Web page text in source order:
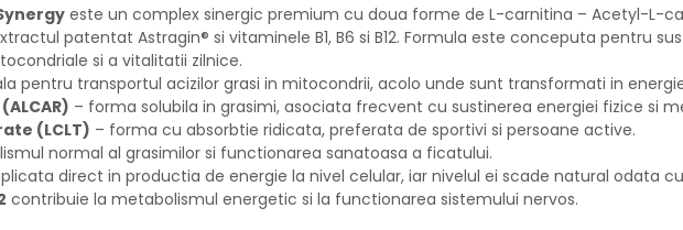
este un complex sinergic premium cu doua forme de L-carnitina – Acetyl-L-
patentat Astragin® si vitaminele B1, B6 si B12. Formula este conceputa pentru
si a vitalitatii zilnice.
pentru transportul acizilor grasi in mitocondrii, acolo unde sunt transformati in
– forma solubila in grasimi, asociata frecvent cu sustinerea energiei fizice si
(LCLT) – forma cu absorbtie ridicata, preferata de sportivi si persoane active.
normal al grasimilor si functionarea sanatoasa a ficatului.
direct in productia de energie la nivel celular, iar nivelul ei scade natural odata
contribuie la metabolismul energetic si la functionarea sistemului nervos.